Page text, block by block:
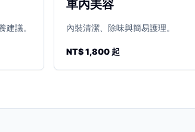
建議。
車內美容
內裝清潔、除味與簡易護理。
NT$ 1,800 起